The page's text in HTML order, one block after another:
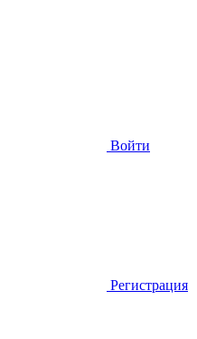
Войти
Регистрация